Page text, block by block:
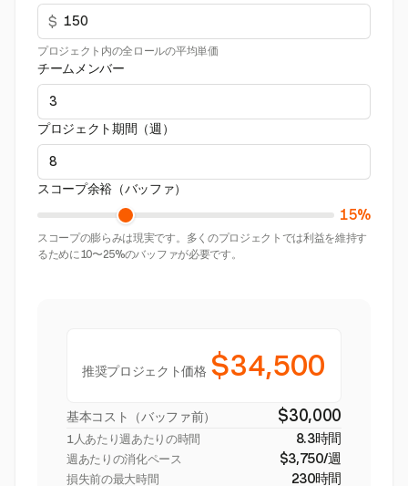
$
プロジェクト内の全ロールの平均単価
チームメンバー
プロジェクト期間（週）
スコープ余裕（バッファ）
15%
スコープの膨らみは現実です。多くのプロジェクトでは利益を維持す
るために10〜25%のバッファが必要です。
推奨プロジェクト価格 $34,500
基本コスト（バッファ前） $30,000
1人あたり週あたりの時間 8.3時間
週あたりの消化ペース $3,750/週
損失前の最大時間 230時間